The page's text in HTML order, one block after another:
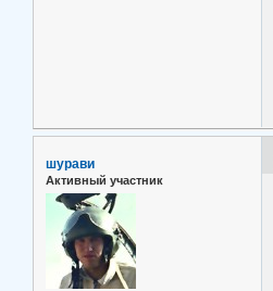
шурави
Активный участник